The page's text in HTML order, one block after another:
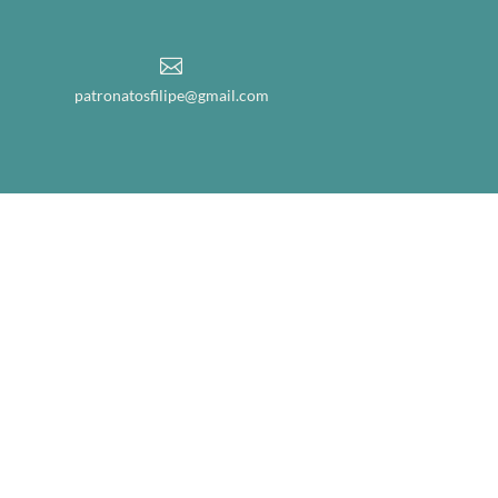

patronatosfilipe@gmail.com